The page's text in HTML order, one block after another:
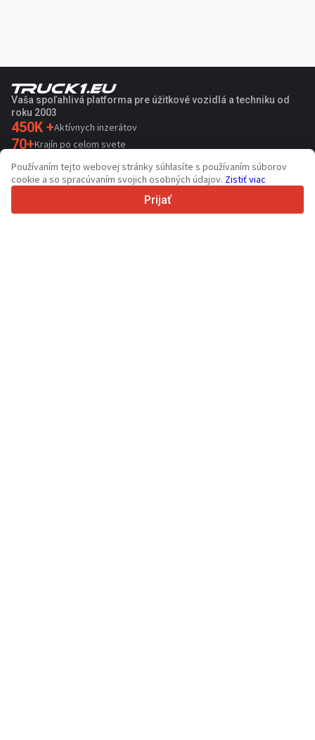
Vaša spoľahlivá platforma pre úžitkové vozidlá a techniku od
roku 2003
450K +Aktívnych inzerátov
70+Krajín po celom svete
36Podporovaných jazykov
4.7/5
Používaním tejto webovej stránky súhlasíte s používaním súborov
cookie a so spracúvaním svojich osobných údajov. Zistiť viac
Prijať